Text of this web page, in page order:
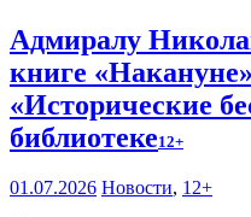
Адмиралу
книге
«Исторические
библиотеке12+
01.07.2026 Новости, 12+